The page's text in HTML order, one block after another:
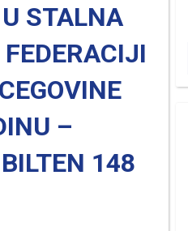
STALNA
–
148